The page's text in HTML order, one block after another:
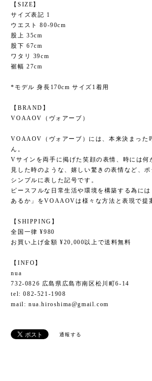
【SIZE】
サイズ表記 1
ウエスト 80-90cm
股上 35cm
股下 67cm
ワタリ 39cm
裾幅 27cm
*モデル 身長170cm サイズ1着用
【BRAND】
VOAAOV（ヴォアーブ）
VOAAOV（ヴォアーブ）には、本来決まった
ん。
Vサインを両手に掲げた笑顔の表情、時には何
見した時のような、嬉しい驚きの表情など、
シンプルに表した記号です。
ピースフルな日常生活や環境を構築する為に
あるか」をVOAAOVは様々な方法と表現で提
【SHIPPING】
全国一律 ¥980
お買い上げ金額 ¥20,000以上で送料無料
【INFO】
nua
732-0826 広島県広島市南区松川町6-14
tel: 082-521-1908
mail: nua.hiroshima@gmail.com
通報する